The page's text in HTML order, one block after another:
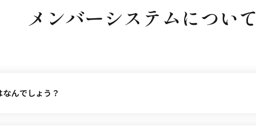
メンバーシステムについて
んでしょう？